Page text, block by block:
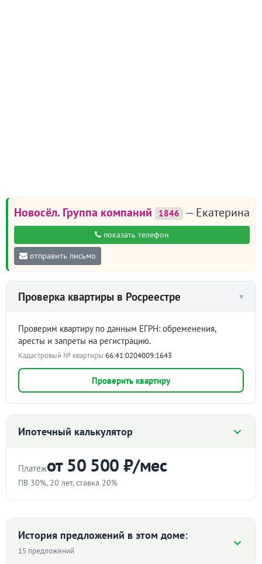
Новосёл. Группа компаний 1846 — Екатерина
показать телефон
отправить письмо
Проверка квартиры в Росреестре ▾
Проверим квартиру по данным ЕГРН: обременения,
аресты и запреты на регистрацию.
Кадастровый № квартиры 66:41:0204009:1643
Проверить квартиру
Ипотечный калькулятор
Платёжот 50 500 ₽/мес
ПВ 30%, 20 лет, ставка 20%
История предложений в этом доме:
15 предложений